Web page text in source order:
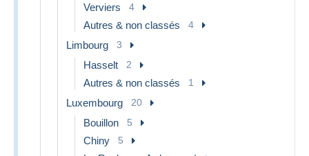
Verviers 4
Autres & non classés 4
Limbourg 3
Hasselt 2
Autres & non classés 1
Luxembourg 20
Bouillon 5
Chiny 5